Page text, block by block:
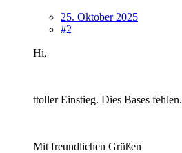
25. Oktober 2025
#2
Hi,
ttoller Einstieg. Dies Bases fehlen.
Mit freundlichen Grüßen